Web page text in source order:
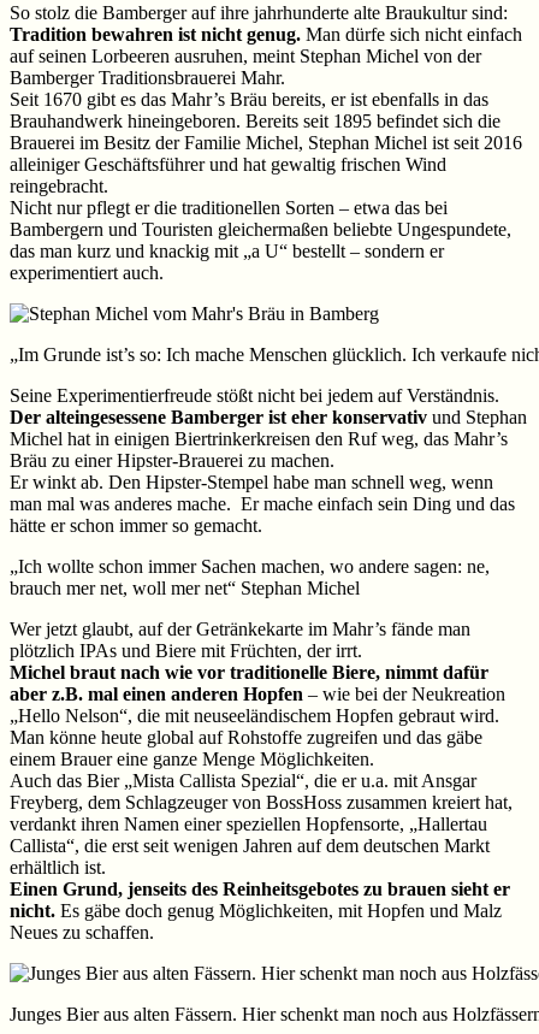
So stolz die Bamberger auf ihre jahrhunderte alte Braukultur sind:
Tradition bewahren ist nicht genug. Man dürfe sich nicht einfach
auf seinen Lorbeeren ausruhen, meint Stephan Michel von der
Bamberger Traditionsbrauerei Mahr.
Seit 1670 gibt es das Mahr’s Bräu bereits, er ist ebenfalls in das
Brauhandwerk hineingeboren. Bereits seit 1895 befindet sich die
Brauerei im Besitz der Familie Michel, Stephan Michel ist seit 2016
alleiniger Geschäftsführer und hat gewaltig frischen Wind
reingebracht.
Nicht nur pflegt er die traditionellen Sorten – etwa das bei
Bambergern und Touristen gleichermaßen beliebte Ungespundete,
das man kurz und knackig mit „a U“ bestellt – sondern er
experimentiert auch.
„Im Grunde ist’s so: Ich mache Menschen glücklich. Ich verkaufe
Seine Experimentierfreude stößt nicht bei jedem auf Verständnis.
Der alteingesessene Bamberger ist eher konservativ und Stephan
Michel hat in einigen Biertrinkerkreisen den Ruf weg, das Mahr’s
Bräu zu einer Hipster-Brauerei zu machen.
Er winkt ab. Den Hipster-Stempel habe man schnell weg, wenn
man mal was anderes mache. Er mache einfach sein Ding und das
hätte er schon immer so gemacht.
„Ich wollte schon immer Sachen machen, wo andere sagen: ne,
brauch mer net, woll mer net“ Stephan Michel
Wer jetzt glaubt, auf der Getränkekarte im Mahr’s fände man
plötzlich IPAs und Biere mit Früchten, der irrt.
Michel braut nach wie vor traditionelle Biere, nimmt dafür
aber z.B. mal einen anderen Hopfen – wie bei der Neukreation
„Hello Nelson“, die mit neuseeländischem Hopfen gebraut wird.
Man könne heute global auf Rohstoffe zugreifen und das gäbe
einem Brauer eine ganze Menge Möglichkeiten.
Auch das Bier „Mista Callista Spezial“, die er u.a. mit Ansgar
Freyberg, dem Schlagzeuger von BossHoss zusammen kreiert hat,
verdankt ihren Namen einer speziellen Hopfensorte, „Hallertau
Callista“, die erst seit wenigen Jahren auf dem deutschen Markt
erhältlich ist.
Einen Grund, jenseits des Reinheitsgebotes zu brauen sieht er
nicht. Es gäbe doch genug Möglichkeiten, mit Hopfen und Malz
Neues zu schaffen.
Junges Bier aus alten Fässern. Hier schenkt man noch aus